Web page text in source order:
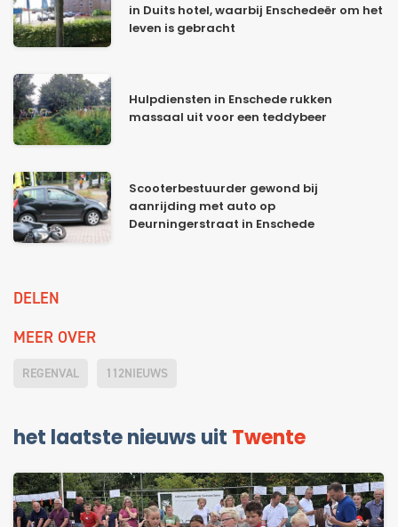
in Duits hotel, waarbij Enschedeër om het
leven is gebracht
Hulpdiensten in Enschede rukken
massaal uit voor een teddybeer
Scooterbestuurder gewond bij
aanrijding met auto op
Deurningerstraat in Enschede
DELEN
MEER OVER
REGENVAL 112NIEUWS
het laatste nieuws uit Twente